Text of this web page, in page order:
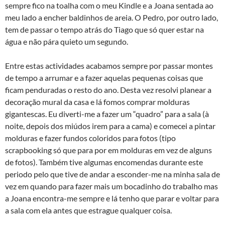
sempre fico na toalha com o meu Kindle e a Joana sentada ao
meu lado a encher baldinhos de areia. O Pedro, por outro lado,
tem de passar o tempo atrás do Tiago que só quer estar na
água e não pára quieto um segundo.
Entre estas actividades acabamos sempre por passar montes
de tempo a arrumar e a fazer aquelas pequenas coisas que
ficam penduradas o resto do ano. Desta vez resolvi planear a
decoração mural da casa e lá fomos comprar molduras
gigantescas. Eu diverti-me a fazer um “quadro” para a sala (à
noite, depois dos miúdos irem para a cama) e comecei a pintar
molduras e fazer fundos coloridos para fotos (tipo
scrapbooking só que para por em molduras em vez de alguns
de fotos). Também tive algumas encomendas durante este
periodo pelo que tive de andar a esconder-me na minha sala de
vez em quando para fazer mais um bocadinho do trabalho mas
a Joana encontra-me sempre e lá tenho que parar e voltar para
a sala com ela antes que estrague qualquer coisa.